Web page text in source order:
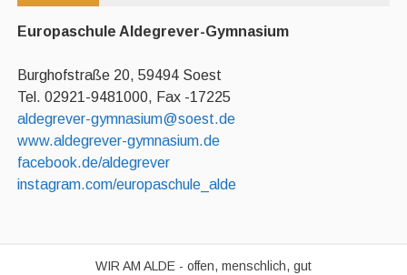
Europaschule Aldegrever-Gymnasium
Burghofstraße 20, 59494 Soest
Tel. 02921-9481000, Fax -17225
aldegrever-gymnasium@soest.de
www.aldegrever-gymnasium.de
facebook.de/aldegrever
instagram.com/europaschule_alde
WIR AM ALDE - offen, menschlich, gut